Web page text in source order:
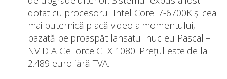
dotat cu procesorul Intel Core i7-6700K și cea
mai puternică placă video a momentului,
bazată pe proaspăt lansatul nucleu Pascal –
NVIDIA GeForce GTX 1080. Prețul este de la
2.489 euro fără TVA.